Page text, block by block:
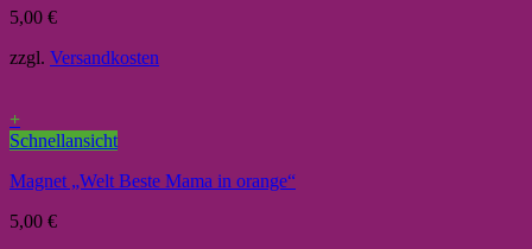
5,00 €
zzgl. Versandkosten
+
Schnellansicht
Magnet „Welt Beste Mama in orange“
5,00 €